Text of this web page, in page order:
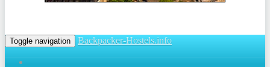
Toggle navigation Backpacker-Hostels.info